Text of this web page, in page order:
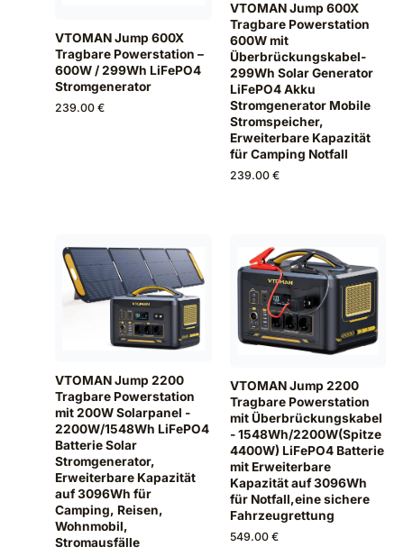
VTOMAN Jump 600X
Tragbare Powerstation –
600W / 299Wh LiFePO4
Stromgenerator
239.00 €
VTOMAN Jump 600X
Tragbare Powerstation
600W mit
Überbrückungskabel-
299Wh Solar Generator
LiFePO4 Akku
Stromgenerator Mobile
Stromspeicher,
Erweiterbare Kapazität
für Camping Notfall
239.00 €
VTOMAN Jump 2200
Tragbare Powerstation
mit 200W Solarpanel -
2200W/1548Wh LiFePO4
Batterie Solar
Stromgenerator,
Erweiterbare Kapazität
auf 3096Wh für
Camping, Reisen,
Wohnmobil,
Stromausfälle
VTOMAN Jump 2200
Tragbare Powerstation
mit Überbrückungskabel
- 1548Wh/2200W(Spitze
4400W) LiFePO4 Batterie
mit Erweiterbare
Kapazität auf 3096Wh
für Notfall,eine sichere
Fahrzeugrettung
549.00 €